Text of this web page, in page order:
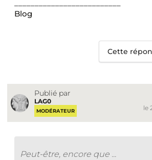
Blog
Cette
Publié par
LAG0
MODÉRATEUR
le
Peut-être, encore que ...